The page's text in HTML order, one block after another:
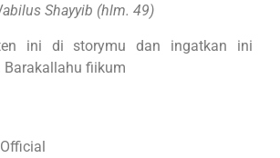
Shayyib (hlm. 49)
ini di storymu dan ingatkan ini
Barakallahu fiikum